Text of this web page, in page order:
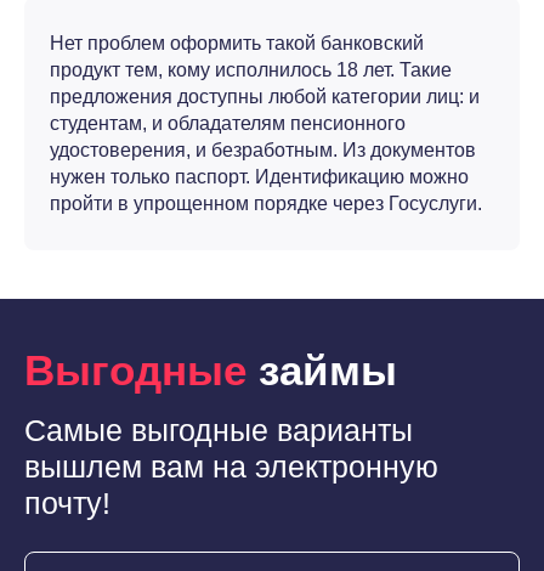
Нет проблем оформить такой банковский
продукт тем, кому исполнилось 18 лет. Такие
предложения доступны любой категории лиц: и
студентам, и обладателям пенсионного
удостоверения, и безработным. Из документов
нужен только паспорт. Идентификацию можно
пройти в упрощенном порядке через Госуслуги.
Выгодные займы
Самые выгодные варианты
вышлем вам на электронную
почту!